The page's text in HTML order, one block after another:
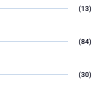
(13)
(84)
(30)